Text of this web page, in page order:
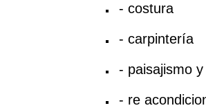
- costura
- carpintería
- paisajismo
- re